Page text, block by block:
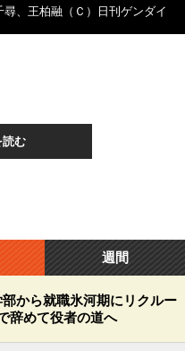
尋、王柏融（Ｃ）日刊ゲンダイ
読む
週間
から就職氷河期にリクルー
辞めて役者の道へ